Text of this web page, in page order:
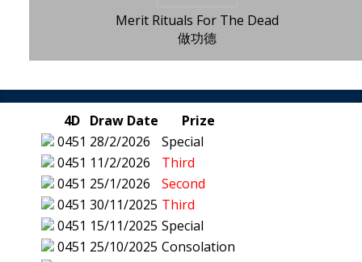
Merit Rituals For The Dead
做功德
4D Draw Date
Prize
0451 28/2/2026
Special
0451 11/2/2026
Third
0451 25/1/2026
Second
0451 30/11/2025 Third
0451 15/11/2025 Special
0451 25/10/2025 Consolation